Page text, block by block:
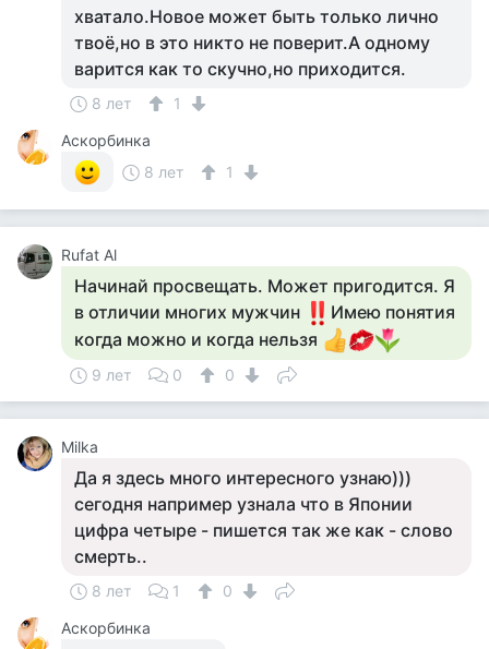
хватало.Новое может быть только лично
твоё,но в это никто не поверит.А одному
варится как то скучно,но приходится.
8 лет
1
Аскорбинка
8 лет
1
Rufat Al
Начинай просвещать. Может пригодится. Я
в отличии многих мужчин
Имею понятия
когда можно и когда нельзя
9 лет 0 0
Milka
Да я здесь много интересного узнаю)))
сегодня например узнала что в Японии
цифра четыре - пишется так же как - слово
смерть..
8 лет 1
0
Аскорбинка